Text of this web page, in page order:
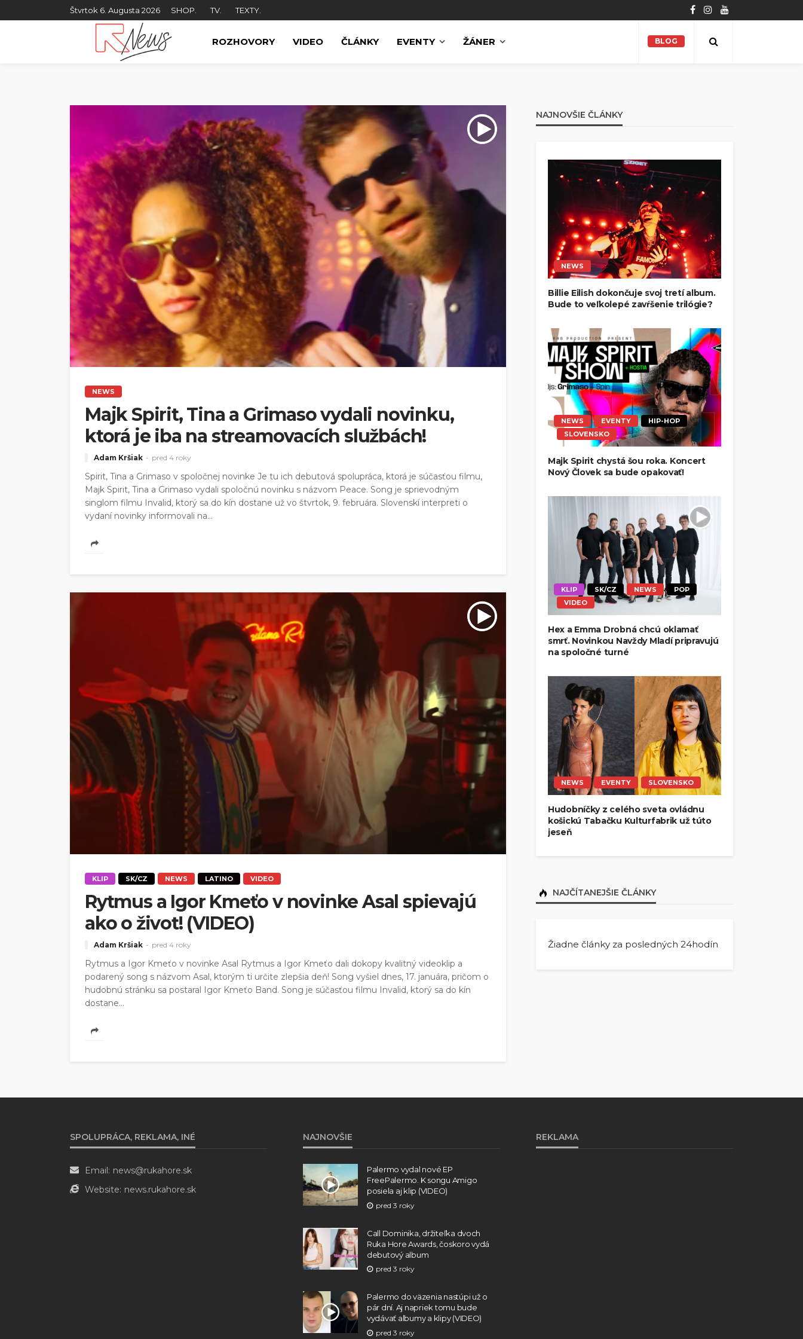
Štvrtok 6. Augusta 2026 SHOP. TV. TEXTY.
ROZHOVORY VIDEO ČLÁNKY EVENTY ŽÁNER BLOG
NEWS
Majk Spirit, Tina a Grimaso vydali novinku,
ktorá je iba na streamovacích službách!
Adam Kršiak pred 4 roky
Spirit, Tina a Grimaso v spoločnej novinke Je tu ich debutová spolupráca, ktorá je súčasťou filmu,
Majk Spirit, Tina a Grimaso vydali spoločnú novinku s názvom Peace. Song je sprievodným
singlom filmu Invalid, ktorý sa do kín dostane už vo štvrtok, 9. februára. Slovenskí interpreti o
vydaní novinky informovali na...
KLIP SK/CZ NEWS LATINO VIDEO
Rytmus a Igor Kmeťo v novinke Asal spievajú
ako o život! (VIDEO)
Adam Kršiak pred 4 roky
Rytmus a Igor Kmeťo v novinke Asal Rytmus a Igor Kmeťo dali dokopy kvalitný videoklip a
podarený song s názvom Asal, ktorým ti určite zlepšia deň! Song vyšiel dnes, 17. januára, pričom o
hudobnú stránku sa postaral Igor Kmeťo Band. Song je súčasťou filmu Invalid, ktorý sa do kín
dostane...
NAJNOVŠIE ČLÁNKY
NEWS
Billie Eilish dokončuje svoj tretí album.
Bude to veľkolepé zavŕšenie trilógie?
NEWS EVENTY
HIP-HOP
SLOVENSKO
Majk Spirit chystá šou roka. Koncert
Nový Človek sa bude opakovať!
KLIP SK/CZ NEWS
POP
VIDEO
Hex a Emma Drobná chcú oklamať
smrť. Novinkou Navždy Mladí pripravujú
na spoločné turné
NEWS EVENTY SLOVENSKO
Hudobníčky z celého sveta ovládnu
košickú Tabačku Kulturfabrik už túto
jeseň
NAJČÍTANEJŠIE ČLÁNKY
Žiadne články za posledných 24hodín
SPOLUPRÁCA, REKLAMA, INÉ
Email: news@rukahore.sk
Website: news.rukahore.sk
NAJNOVŠIE
Palermo vydal nové EP
FreePalermo. K songu Amigo
posiela aj klip (VIDEO)
pred 3 roky
Call Dominika, držiteľka dvoch
Ruka Hore Awards, čoskoro vydá
debutový album
pred 3 roky
Palermo do väzenia nastúpi už o
pár dní. Aj napriek tomu bude
vydávať albumy a klipy (VIDEO)
pred 3 roky
REKLAMA